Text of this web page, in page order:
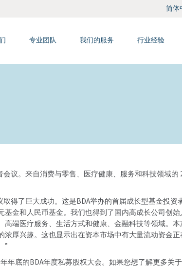
简体
专业团队 我们的服务 行业经验
议。来自消费与零售、医疗健康、服务和科技领域
得了巨大成功。这是BDA举办的首届成长型基金投
金和人民币基金。我们也得到了国内高成长公司创
端医疗服务、生活方式和健康、金融科技等领域。
厚兴趣。这也显示出在资本市场中有大量流动资金
”
年底的BDA年度私募股权大会。如果您想了解更多关